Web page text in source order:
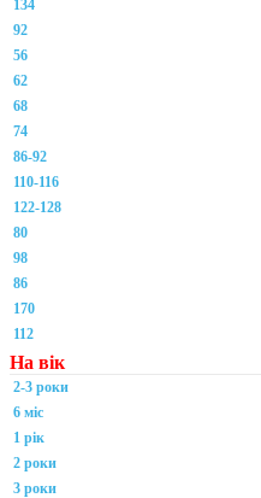
134
92
56
62
68
74
86-92
110-116
122-128
80
98
86
170
112
На вік
2-3 роки
6 міс
1 рік
2 роки
3 роки